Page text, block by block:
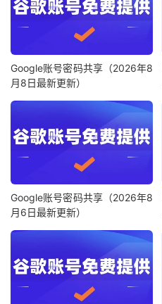
Google账号密码共享（2026年8
月8日最新更新）
Google账号密码共享（2026年8
月6日最新更新）